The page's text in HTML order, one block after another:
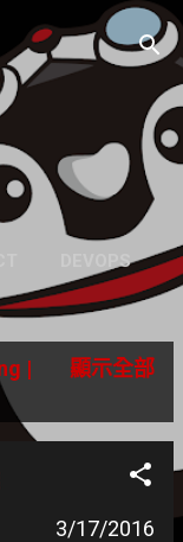
DEVOPS
更多…
|
顯示全部
3/17/2016